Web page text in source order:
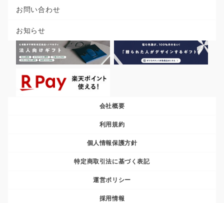
お問い合わせ
お知らせ
会社概要
利用規約
個人情報保護方針
特定商取引法に基づく表記
運営ポリシー
採用情報